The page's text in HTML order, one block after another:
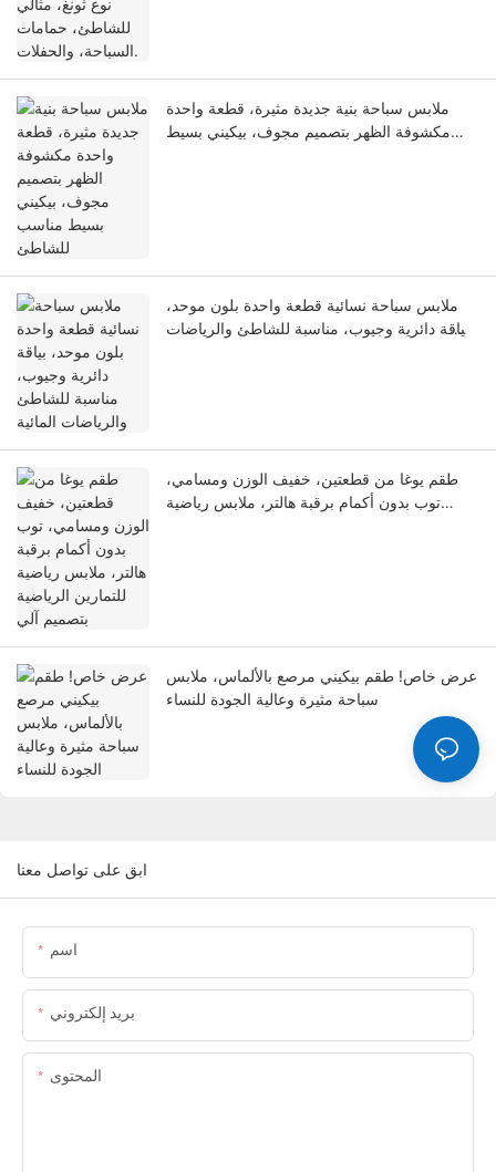
ملابس سباحة بنية جديدة مثيرة، قطعة واحدة
مكشوفة الظهر بتصميم مجوف، بيكيني بسيط
ملابس سباحة نسائية قطعة واحدة بلون موحد،
بياقة دائرية وجيوب، مناسبة للشاطئ والرياضات
طقم يوغا من قطعتين، خفيف الوزن ومسامي،
توب بدون أكمام برقبة هالتر، ملابس رياضية
عرض خاص! طقم بيكيني مرصع بالألماس، ملابس
سباحة مثيرة وعالية الجودة للنساء
ابق على تواصل معنا
اسم
بريد إلكتروني
المحتوى